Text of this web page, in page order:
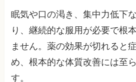
眠気や口の渇き、集中力低下
り、継続的な服用が必要で根
ません。薬の効果が切れると
め、根本的な体質改善には至
す。